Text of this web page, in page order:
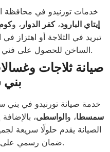
خدمات تورنيدو في محافظة
إيتاي البارود،كفر الدوار ، و
تبريد في الثلاجة أو اهتزاز
الساخن للحصول على فني معتمد يصل إلى منزلك بسرعة.
صيانة ثلاجات
خدمة صيانة تورنيدو في
سمسطا، والواسطى،
الصيانة يقدم حلولًا سريعة
ضمان رسمي على قطع الغيار المستبدلة.